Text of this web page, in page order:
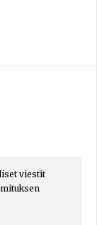
viestit